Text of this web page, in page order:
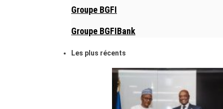
Groupe BGFI
Groupe BGFIBank
Les plus récents